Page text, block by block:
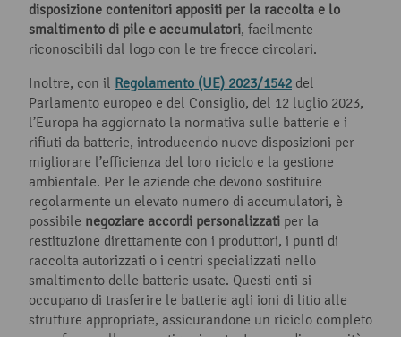
disposizione contenitori appositi per la raccolta e lo
smaltimento di pile e accumulatori, facilmente
riconoscibili dal logo con le tre frecce circolari.
Inoltre, con il Regolamento (UE) 2023/1542 del
Parlamento europeo e del Consiglio, del 12 luglio 2023,
l’Europa ha aggiornato la normativa sulle batterie e i
rifiuti da batterie, introducendo nuove disposizioni per
migliorare l’efficienza del loro riciclo e la gestione
ambientale. Per le aziende che devono sostituire
regolarmente un elevato numero di accumulatori, è
possibile negoziare accordi personalizzati per la
restituzione direttamente con i produttori, i punti di
raccolta autorizzati o i centri specializzati nello
smaltimento delle batterie usate. Questi enti si
occupano di trasferire le batterie agli ioni di litio alle
strutture appropriate, assicurandone un riciclo completo